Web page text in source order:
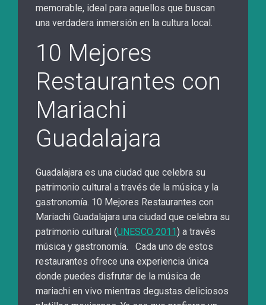
memorable, ideal para aquellos que buscan
una verdadera inmersión en la cultura local.
10 Mejores
Restaurantes con
Mariachi
Guadalajara
Guadalajara es una ciudad que celebra su
patrimonio cultural a través de la música y la
gastronomía. 10 Mejores Restaurantes con
Mariachi Guadalajara una ciudad que celebra su
patrimonio cultural (UNESCO 2011) a través
música y gastronomía. Cada uno de estos
restaurantes ofrece una experiencia única
donde puedes disfrutar de la música de
mariachi en vivo mientras degustas deliciosos